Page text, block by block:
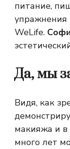
питание,
упражнения
WeLife.
Да, мы
Видя, как
макияжа и в
много лет